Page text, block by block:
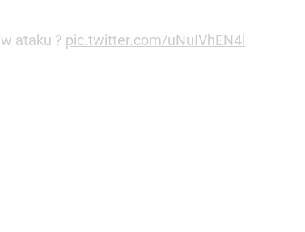
ataku ? pic.twitter.com/uNuIVhEN4l